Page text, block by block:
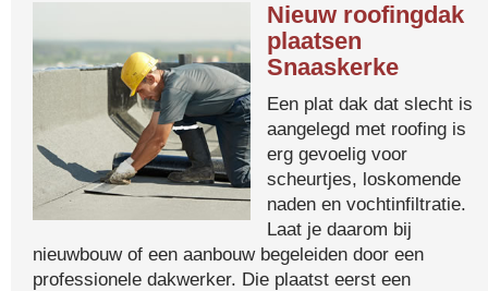
Nieuw roofingdak
plaatsen
Snaaskerke
Een plat dak dat slecht is
aangelegd met roofing is
erg gevoelig voor
scheurtjes, loskomende
naden en vochtinfiltratie.
Laat je daarom bij
nieuwbouw of een aanbouw begeleiden door een
professionele dakwerker. Die plaatst eerst een